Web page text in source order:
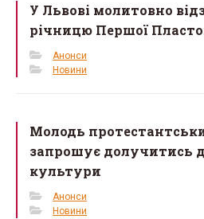
У Львові молитовно
річницю Першої
Анонси
Новини
Молодь
запрошує долучитись
культури
Анонси
Новини